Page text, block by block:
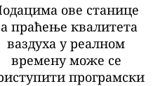
ове станице
праћење квалитета
ваздуха у реалном
времену може се
програмски